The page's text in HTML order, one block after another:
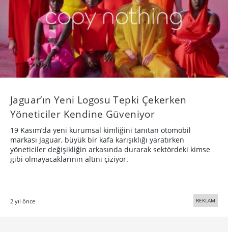
Jaguar’ın Yeni Logosu Tepki Çekerken
Yöneticiler Kendine Güveniyor
19 Kasım’da yeni kurumsal kimliğini tanıtan otomobil
markası Jaguar, büyük bir kafa karışıklığı yaratırken
yöneticiler değişikliğin arkasında durarak sektördeki kimse
gibi olmayacaklarının altını çiziyor.
2 yıl önce REKLAM